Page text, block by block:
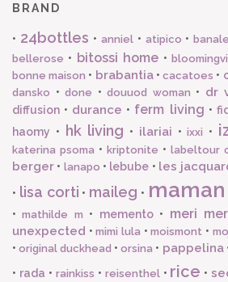
BRAND
• 24bottles • anniel• atipico •banale
bellerose • bitossi home •
bonne maison • brabantia•cacatoes •
dansko • done • douuod woman • dr
diffusion • durance • ferm living •
haomy • hk living • ilariai •ixxi •
katerina psoma • kriptonite • labeltour
berger • lanapo • lebube • les
• lisa corti • maileg •
•mathilde m • memento• meri
unexpected •mimi lula •moismont •
•original duckhead •orsina • pappelina
• rada • rainkiss • reisenthel• rice •